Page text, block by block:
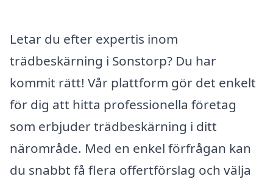
Letar du efter expertis inom
trädbeskärning i Sonstorp? Du har
kommit rätt! Vår plattform gör det enkelt
för dig att hitta professionella företag
som erbjuder trädbeskärning i ditt
närområde. Med en enkel förfrågan kan
du snabbt få flera offertförslag och välja